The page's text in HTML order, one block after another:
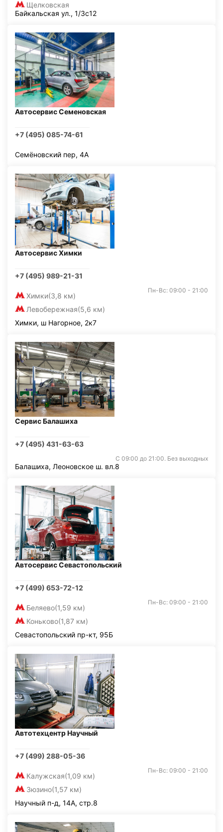
Щелковская
Байкальская ул., 1/3с12
Автосервис Семеновская
+7 (495) 085-74-61
Семёновский пер, 4А
Автосервис Химки
+7 (495) 989-21-31
Химки(3,8 км)
Левобережная(5,6 км)
Пн-Вс: 09:00 - 21:00
Химки, ш Нагорное, 2к7
Сервис Балашиха
+7 (495) 431-63-63
С 09:00 до 21:00. Без выходных
Балашиха, Леоновское ш. вл.8
Автосервис Севастопольский
+7 (499) 653-72-12
Беляево(1,59 км)
Коньково(1,87 км)
Пн-Вс: 09:00 - 21:00
Севастопольский пр-кт, 95Б
Автотехцентр Научный
+7 (499) 288-05-36
Калужская(1,09 км)
Зюзино(1,57 км)
Пн-Вс: 09:00 - 21:00
Научный п-д, 14А, стр.8